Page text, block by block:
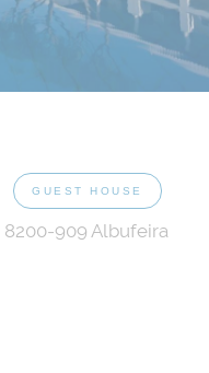
GUEST HOUSE
8200-909 Albufeira